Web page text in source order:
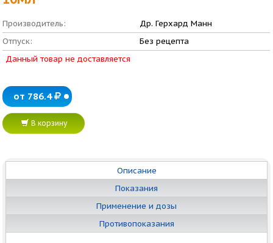
Производитель:
Др. Герхард Манн
Отпуск:
Без рецепта
Данный товар не доставляется
от 786.4
В корзину
Описание
Показания
Применение и дозы
Противопоказания